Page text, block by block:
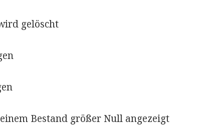
gelöscht
Bestand größer Null angezeigt